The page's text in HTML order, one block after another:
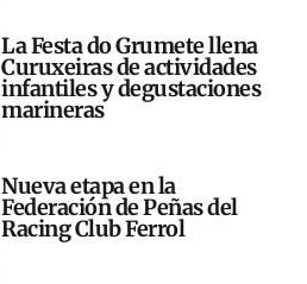
La Festa do Grumete llena
Curuxeiras de actividades
infantiles y degustaciones
marineras
Nueva etapa en la
Federación de Peñas del
Racing Club Ferrol